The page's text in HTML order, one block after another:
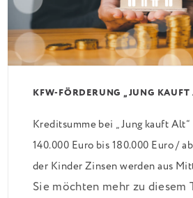
Kreditsumme bei „Jung kauft
140.000 Euro bis 180.000 Euro /
der Kinder Zinsen werden aus
verbilligt: Heutiger Zins bei 0,53
Sie möchten mehr zu diesem